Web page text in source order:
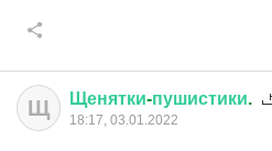
Щ Щенятки-пушистики.
18:17, 03.01.2022